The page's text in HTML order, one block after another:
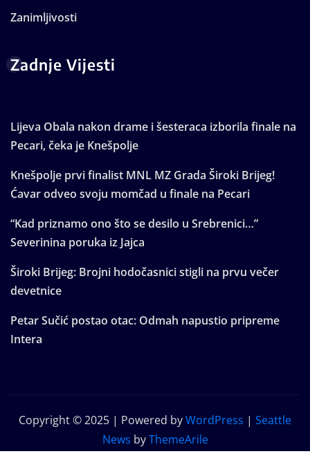
Zanimljivosti
Zadnje Vijesti
Lijeva Obala nakon drame i šesteraca izborila finale na
Pecari, čeka je Knešpolje
Knešpolje prvi finalist MNL MZ Grada Široki Brijeg!
Ćavar odveo svoju momčad u finale na Pecari
“Kad priznamo ono što se desilo u Srebrenici…”
Severinina poruka iz Jajca
Široki Brijeg: Brojni hodočasnici stigli na prvu večer
devetnice
Petar Sučić postao otac: Odmah napustio pripreme
Intera
Copyright © 2025 | Powered byWordPress | Seattle
News byThemeArile